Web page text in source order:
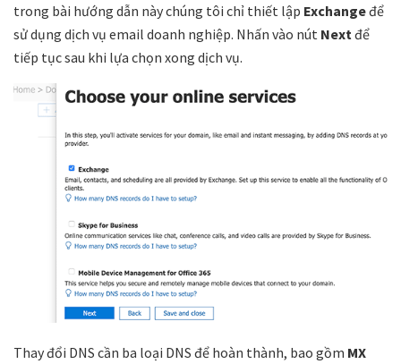
trong bài hướng dẫn này chúng tôi chỉ thiết lập Exchangeđể
sử dụng dịch vụ email doanh nghiệp. Nhấn vào nút Next để
tiếp tục sau khi lựa chọn xong dịch vụ.
Thay đổi DNS cần ba loại DNS để hoàn thành, bao gồm MX